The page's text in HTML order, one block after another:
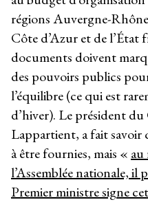
régions Auvergne-
Côte d’Azur et de l’État
documents doivent
des pouvoirs publics
l’équilibre (ce qui est
d’hiver). Le président
Lappartient, a fait savoir
à être fournies, mais « au
l’Assemblée nationale, il
Premier ministre signe